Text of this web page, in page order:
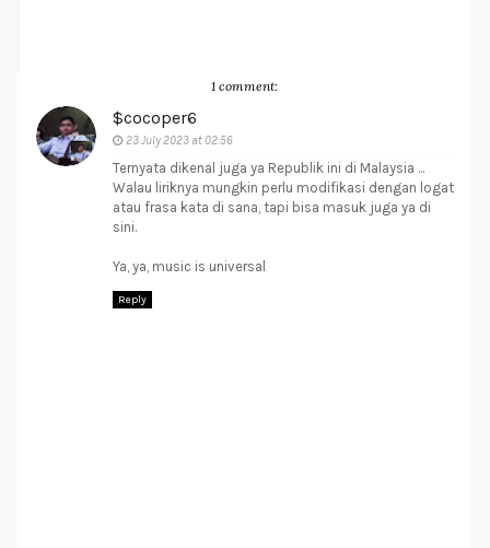
1 comment:
$cocoper6
23 July 2023 at 02:56
Ternyata dikenal juga ya Republik ini di Malaysia ...
Walau liriknya mungkin perlu modifikasi dengan logat
atau frasa kata di sana, tapi bisa masuk juga ya di
sini.
Ya, ya, music is universal
Reply